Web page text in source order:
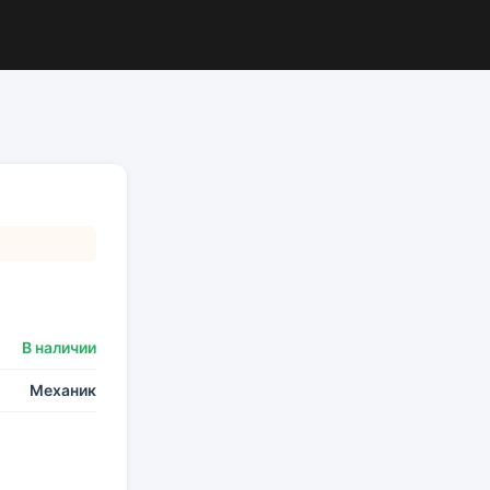
В наличии
Механик